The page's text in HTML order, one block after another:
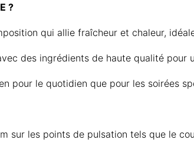
?
qui allie fraîcheur et chaleur,
des ingrédients de haute qualité pour
pour le quotidien que pour les soirées
sur les points de pulsation tels que le